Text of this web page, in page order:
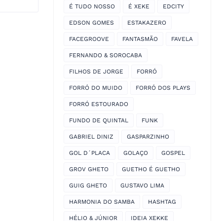
É TUDO NOSSO É XEKE EDCITY
EDSON GOMES ESTAKAZERO
FACEGROOVE FANTASMÃO FAVELA
FERNANDO & SOROCABA
FILHOS DE JORGE FORRÓ
FORRÓ DO MUIDO FORRÓ DOS PLAYS
FORRÓ ESTOURADO
FUNDO DE QUINTAL FUNK
GABRIEL DINIZ GASPARZINHO
GOL D´PLACA GOLAÇO GOSPEL
GROV GHETO GUETHO É GUETHO
GUIG GHETO GUSTAVO LIMA
HARMONIA DO SAMBA HASHTAG
HÉLIO & JÚNIOR IDEIA XEKKE